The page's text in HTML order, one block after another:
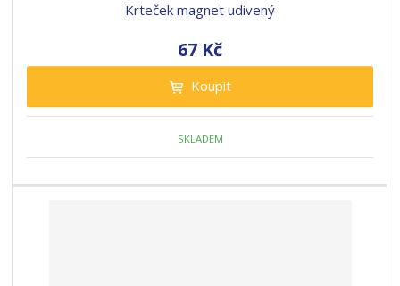
Krteček magnet udivený
67 Kč
Koupit
SKLADEM